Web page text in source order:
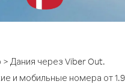
Дания через Viber Out.
и мобильные номера от